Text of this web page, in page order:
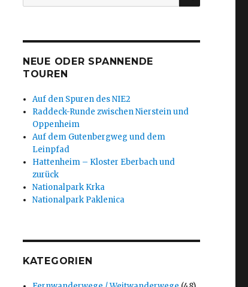
nach:
NEUE ODER SPANNENDE
TOUREN
Auf den Spuren des NIE2
Raddeck-Runde zwischen Nierstein und
Oppenheim
Auf dem Gutenbergweg und dem
Leinpfad
Hattenheim – Kloster Eberbach und
zurück
Nationalpark Krka
Nationalpark Paklenica
KATEGORIEN